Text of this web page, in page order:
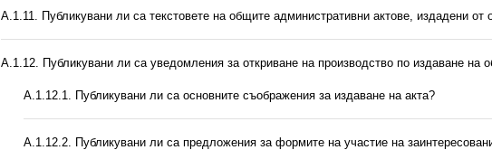
А.1.11. Публикувани ли са текстовете на общите административни актове, издадени от
А.1.12. Публикувани ли са уведомления за откриване на производство по издаване на
А.1.12.1. Публикувани ли са основните съображения за издаване на акта?
А.1.12.2. Публикувани ли са предложения за формите на участие на